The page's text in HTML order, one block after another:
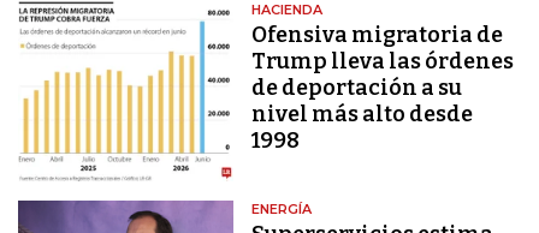
HACIENDA
Ofensiva migratoria de
Trump lleva las órdenes
de deportación a su
nivel más alto desde
1998
ENERGÍA